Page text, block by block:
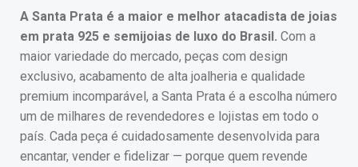
A Santa Prata é a maior e melhor atacadista de joias
em prata 925 e semijoias de luxo do Brasil. Com a
maior variedade do mercado, peças com design
exclusivo, acabamento de alta joalheria e qualidade
premium incomparável, a Santa Prata é a escolha número
um de milhares de revendedores e lojistas em todo o
país. Cada peça é cuidadosamente desenvolvida para
encantar, vender e fidelizar — porque quem revende